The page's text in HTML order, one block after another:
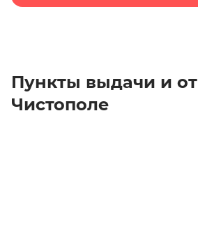
Пункты выдачи и
Чистополе